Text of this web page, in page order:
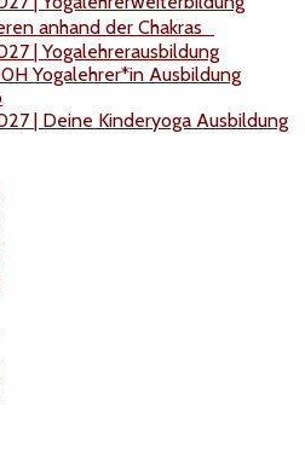
anhand der Chakras
| Yogalehrerausbildung
Yogalehrer*in Ausbildung
| Deine Kinderyoga Ausbildung